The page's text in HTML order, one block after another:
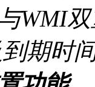
WMI
期时间